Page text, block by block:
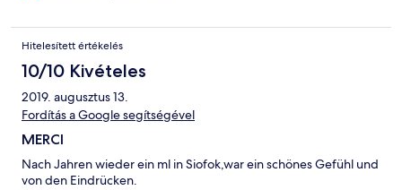
Hitelesített értékelés
10/10 Kivételes
2019. augusztus 13.
Fordítás a Google segítségével
MERCI
Nach Jahren wieder ein ml in Siofok,war ein schönes Gefühl und
von den Eindrücken.